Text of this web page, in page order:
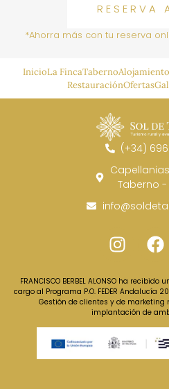
RESERVA
*Ahorra más con tu reserva
InicioLa FincaTaberno
RestauraciónOfertas
(+34) 696
Taberno
FRANCISCO BERBEL ALONSO ha
cargo al Programa P.O. FEDER Andalucía
Gestión de clientes y de
implantación de